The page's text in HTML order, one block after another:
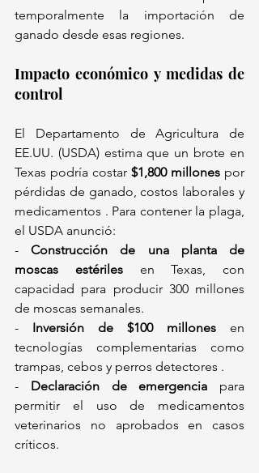
temporalmente la importación de
ganado desde esas regiones.
Impacto económico y medidas de
control
El Departamento de Agricultura de
EE.UU. (USDA) estima que un brote en
Texas podría costar $1,800 millones por
pérdidas de ganado, costos laborales y
medicamentos . Para contener la plaga,
el USDA anunció:
- Construcción de una planta de
moscas estériles en Texas, con
capacidad para producir 300 millones
de moscas semanales.
- Inversión de $100 millones en
tecnologías complementarias como
trampas, cebos y perros detectores .
- Declaración de emergencia para
permitir el uso de medicamentos
veterinarios no aprobados en casos
críticos.